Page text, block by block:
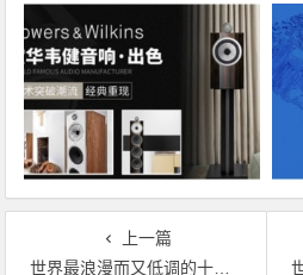
上一篇
世界最浪漫而又低调的十四座小岛：结婚度蜜月首选